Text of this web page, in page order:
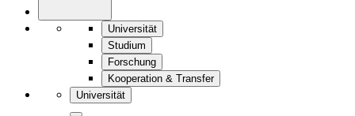
Universität
Studium
Forschung
Kooperation & Transfer
Universität